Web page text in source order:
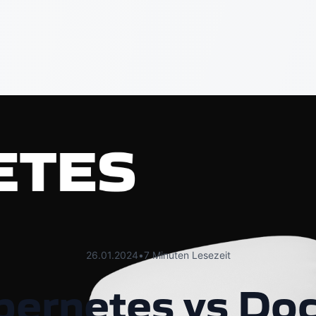
26.01.2024•7 Minuten Lesezeit
vs